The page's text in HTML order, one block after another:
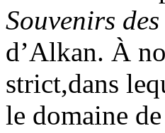
Souvenirs
d’Alkan. À
strict,dans
le domaine